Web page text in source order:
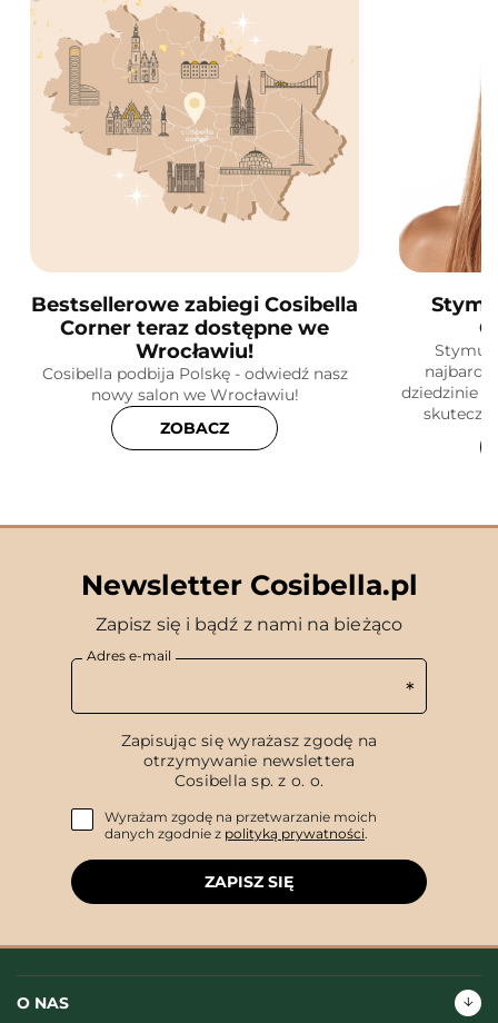
Bestsellerowe zabiegi Cosibella
Corner teraz dostępne we
Wrocławiu!
Cosibella podbija Polskę - odwiedź nasz
nowy salon we Wrocławiu!
ZOBACZ
dziedzinie
Newsletter Cosibella.pl
Zapisz się i bądź z nami na bieżąco
Adres e-mail
Zapisując się wyrażasz zgodę na
otrzymywanie newslettera
Cosibella sp. z o. o.
Wyrażam zgodę na przetwarzanie moich
danych zgodnie z polityką prywatności.
ZAPISZ SIĘ
O NAS